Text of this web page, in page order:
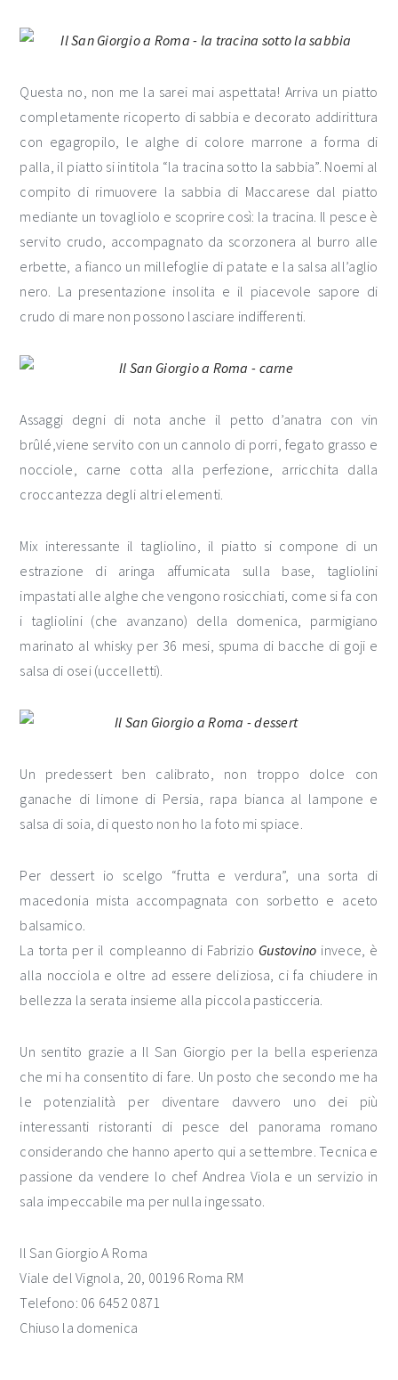
Questa no, non me la sarei mai aspettata! Arriva un piatto
completamente ricoperto di sabbia e decorato addirittura
con egagropilo, le alghe di colore marrone a forma di
palla, il piatto si intitola “la tracina sotto la sabbia”. Noemi al
compito di rimuovere la sabbia di Maccarese dal piatto
mediante un tovagliolo e scoprire così: la tracina. Il pesce è
servito crudo, accompagnato da scorzonera al burro alle
erbette, a fianco un millefoglie di patate e la salsa all’aglio
nero. La presentazione insolita e il piacevole sapore di
crudo di mare non possono lasciare indifferenti.
Assaggi degni di nota anche il petto d’anatra con vin
brûlé,viene servito con un cannolo di porri, fegato grasso e
nocciole, carne cotta alla perfezione, arricchita dalla
croccantezza degli altri elementi.
Mix interessante il tagliolino, il piatto si compone di un
estrazione di aringa affumicata sulla base, tagliolini
impastati alle alghe che vengono rosicchiati, come si fa con
i tagliolini (che avanzano) della domenica, parmigiano
marinato al whisky per 36 mesi, spuma di bacche di goji e
salsa di osei (uccelletti).
Un predessert ben calibrato, non troppo dolce con
ganache di limone di Persia, rapa bianca al lampone e
salsa di soia, di questo non ho la foto mi spiace.
Per dessert io scelgo “frutta e verdura”, una sorta di
macedonia mista accompagnata con sorbetto e aceto
balsamico.
La torta per il compleanno di Fabrizio Gustovino invece, è
alla nocciola e oltre ad essere deliziosa, ci fa chiudere in
bellezza la serata insieme alla piccola pasticceria.
Un sentito grazie a Il San Giorgio per la bella esperienza
che mi ha consentito di fare. Un posto che secondo me ha
le potenzialità per diventare davvero uno dei più
interessanti ristoranti di pesce del panorama romano
considerando che hanno aperto qui a settembre. Tecnica e
passione da vendere lo chef Andrea Viola e un servizio in
sala impeccabile ma per nulla ingessato.
Il San Giorgio A Roma
Viale del Vignola, 20, 00196 Roma RM
Telefono: 06 6452 0871
Chiuso la domenica